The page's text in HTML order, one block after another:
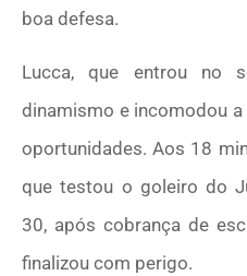
boa defesa.
Lucca, que entrou no
dinamismo e incomodou
oportunidades. Aos 18
que testou o goleiro do
30, após cobrança de
finalizou com perigo.